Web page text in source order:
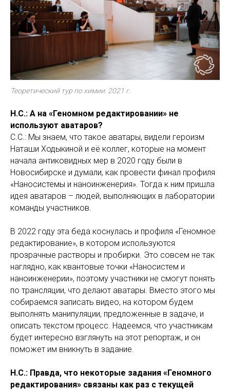
Теоретический тур по химии. 2021 г.
Н.С.: А на «Геномном редактировании» не
используют аватаров?
С.С.: Мы знаем, что такое аватары, видели героизм
Наташи Ходыкиной и её коллег, которые на момент
начала антиковидных мер в 2020 году были в
Новосибирске и думали, как провести финал профиля
«Наносистемы и наноинженерия». Тогда к ним пришла
идея аватаров – людей, выполняющих в лаборатории
команды участников.
В 2022 году эта беда коснулась и профиля «Геномное
редактирование», в котором используются
прозрачные растворы и пробирки. Это совсем не так
наглядно, как квантовые точки «Наносистем и
наноинженерии», поэтому участники не смогут понять
по трансляции, что делают аватары. Вместо этого мы
собираемся записать видео, на котором будем
выполнять манипуляции, предложенные в задаче, и
описать текстом процесс. Надеемся, что участникам
будет интересно взглянуть на этот репортаж, и он
поможет им вникнуть в задание.
Н.С.: Правда, что некоторые задания «Геномного
редактирования» связаны как раз с текущей